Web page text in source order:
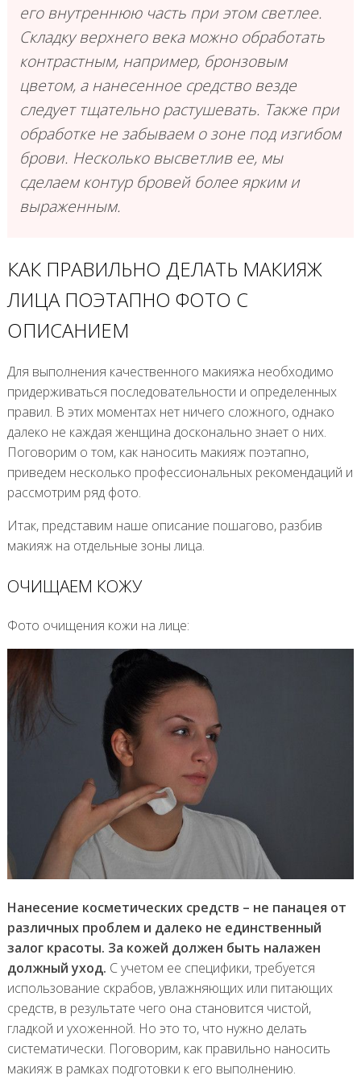
его внутреннюю часть при этом светлее.
Складку верхнего века можно обработать
контрастным, например, бронзовым
цветом, а нанесенное средство везде
следует тщательно растушевать. Также при
обработке не забываем о зоне под изгибом
брови. Несколько высветлив ее, мы
сделаем контур бровей более ярким и
выраженным.
КАК ПРАВИЛЬНО ДЕЛАТЬ МАКИЯЖ
ЛИЦА ПОЭТАПНО ФОТО С
ОПИСАНИЕМ
Для выполнения качественного макияжа необходимо
придерживаться последовательности и определенных
правил. В этих моментах нет ничего сложного, однако
далеко не каждая женщина досконально знает о них.
Поговорим о том, как наносить макияж поэтапно,
приведем несколько профессиональных рекомендаций и
рассмотрим ряд фото.
Итак, представим наше описание пошагово, разбив
макияж на отдельные зоны лица.
ОЧИЩАЕМ КОЖУ
Фото очищения кожи на лице:
Нанесение косметических средств – не панацея от
различных проблем и далеко не единственный
залог красоты. За кожей должен быть налажен
должный уход. С учетом ее специфики, требуется
использование скрабов, увлажняющих или питающих
средств, в результате чего она становится чистой,
гладкой и ухоженной. Но это то, что нужно делать
систематически. Поговорим, как правильно наносить
макияж в рамках подготовки к его выполнению.